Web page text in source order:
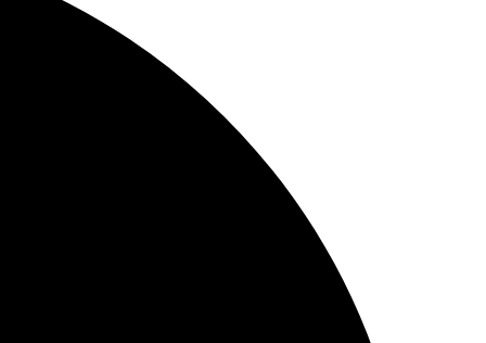
Рекомендую!